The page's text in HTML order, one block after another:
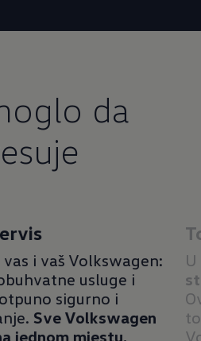
da
i vaš Volkswagen:
usluge i
sigurno i
Sve Volkswagen
jednom mjestu.